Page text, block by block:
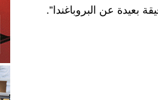
عن البروباغندا”.